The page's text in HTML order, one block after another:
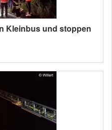
Kleinbus und stoppen